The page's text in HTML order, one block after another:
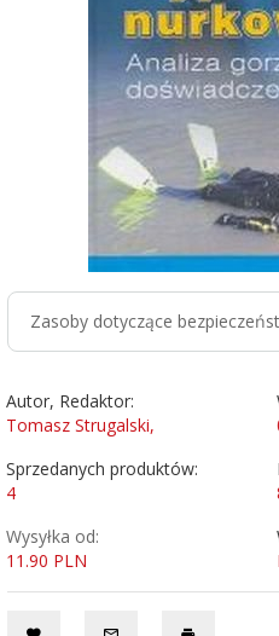
Zasoby dotyczące
Autor, Redaktor:
Tomasz Strugalski,
Sprzedanych produktów:
4
Wysyłka od:
11.90 PLN